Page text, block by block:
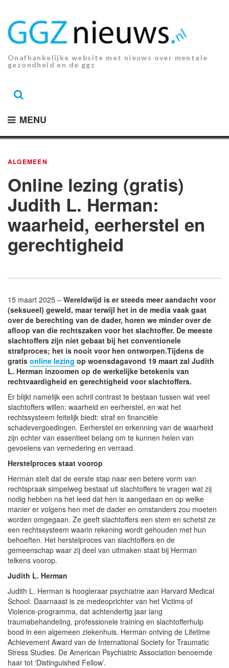
inhoud.
Onafhankelijke website met nieuws over mentale
gezondheid en de ggz
MENU
ALGEMEEN
Online lezing (gratis)
Judith L. Herman:
waarheid, eerherstel en
gerechtigheid
15 maart 2025 – Wereldwijd is er steeds meer aandacht voor
(seksueel) geweld, maar terwijl het in de media vaak gaat
over de berechting van de dader, horen we minder over de
afloop van die rechtszaken voor het slachtoffer. De meeste
slachtoffers zijn niet gebaat bij het conventionele
strafproces; het is nooit voor hen ontworpen.Tijdens de
gratis online lezing op woensdagavond 19 maart zal Judith
L. Herman inzoomen op de werkelijke betekenis van
rechtvaardigheid en gerechtigheid voor slachtoffers.
Er blijkt namelijk een schril contrast te bestaan tussen wat veel
slachtoffers willen: waarheid en eerherstel, en wat het
rechtssysteem feitelijk biedt: straf en financiële
schadevergoedingen. Eerherstel en erkenning van de waarheid
zijn echter van essentieel belang om te kunnen helen van
gevoelens van vernedering en verraad.
Herstelproces staat voorop
Herman stelt dat de eerste stap naar een betere vorm van
rechtspraak simpelweg bestaat uit slachtoffers te vragen wat zij
nodig hebben na het leed dat hen is aangedaan en op welke
manier er volgens hen met de dader en omstanders zou moeten
worden omgegaan. Ze geeft slachtoffers een stem en schetst ze
een rechtssysteem waarin rekening wordt gehouden met hun
behoeften. Het herstelproces van slachtoffers en de
gemeenschap waar zij deel van uitmaken staat bij Herman
telkens voorop.
Judith L. Herman
Judith L. Herman is hoogleraar psychiatrie aan Harvard Medical
School. Daarnaast is ze medeoprichter van het Victims of
Violence-programma, dat achtendertig jaar lang
traumabehandeling, professionele training en slachtofferhulp
bood in een algemeen ziekenhuis. Herman ontving de Lifetime
Achievement Award van de International Society for Traumatic
Stress Studies. De American Psychiatric Association benoemde
haar tot ‘Distinguished Fellow’.